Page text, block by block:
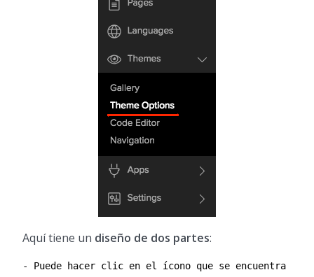
Aquí tiene un diseño de dos partes:
- Puede hacer clic en el ícono que se encuentra